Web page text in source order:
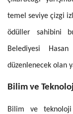
temel seviye çizgi
ödüller sahibini
Belediyesi
düzenlenecek olan
Bilim ve
Bilim ve teknoloji